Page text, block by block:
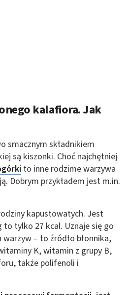
kalafiora. Jak
smacznym składnikiem
są kiszonki. Choć najchętniej
to inne rodzime warzywa
Dobrym przykładem jest m.in.
kapustowatych. Jest
to tylko 27 kcal. Uznaje się go
– to źródło błonnika,
K, witamin z grupy B,
także polifenoli i